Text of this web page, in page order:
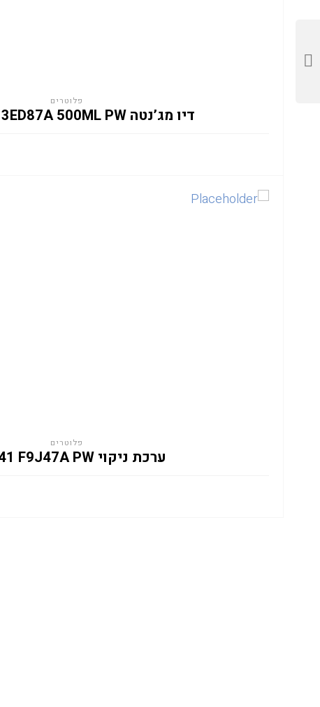
פלוטרים
דיו מג’נטה HP 865M 3ED87A 500ML PW
פלוטרים
ערכת ניקוי HP 841 F9J47A PW